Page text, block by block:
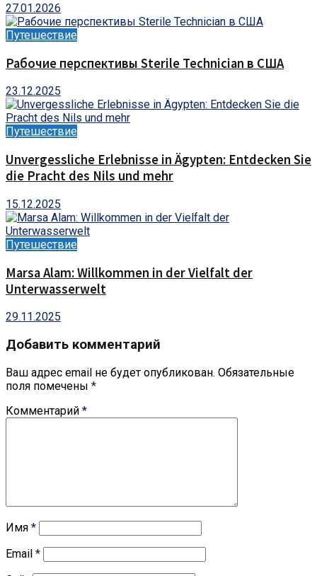
27.01.2026
Путешествие
Рабочие перспективы Sterile Technician в США
23.12.2025
Путешествие
Unvergessliche Erlebnisse in Ägypten: Entdecken Sie
die Pracht des Nils und mehr
15.12.2025
Путешествие
Marsa Alam: Willkommen in der Vielfalt der
Unterwasserwelt
29.11.2025
Добавить комментарий
Ваш адрес email не будет опубликован. Обязательные
поля помечены *
Комментарий *
Имя *
Email *